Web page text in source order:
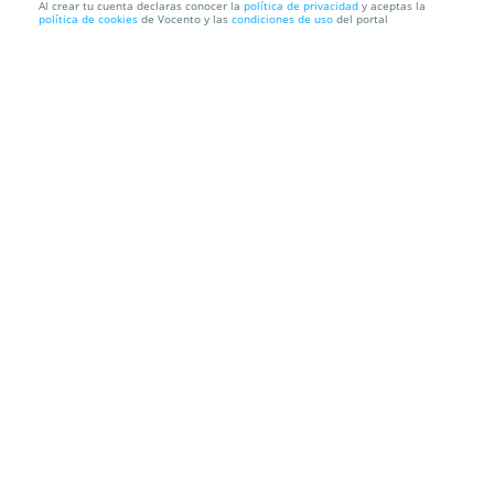
Menú de puchero de cocido montañés,más postre
Al crear tu cuenta declaras conocer la política de privacidad y aceptas la
política de cookies de Vocento y las condiciones de uso del portal